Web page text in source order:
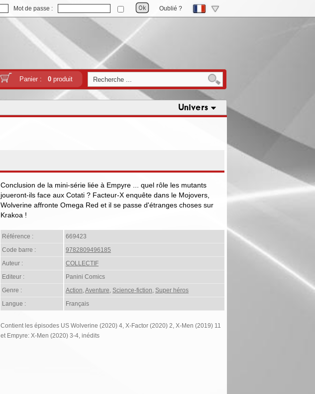
Mot de passe : Oublié ?
Panier : 0produit
Univers
Conclusion de la mini-série liée à Empyre ... quel rôle les mutants
joueront-ils face aux Cotati ? Facteur-X enquête dans le Mojovers,
Wolverine affronte Omega Red et il se passe d'étranges choses sur
Krakoa !
Référence :
669423
Code barre :
9782809496185
Auteur :
COLLECTIF
Editeur :
Panini Comics
Genre :
Action,Aventure, Science-fiction, Super héros
Langue :
Français
Contient les épisodes US Wolverine (2020) 4, X-Factor (2020) 2, X-Men (2019) 11
et Empyre: X-Men (2020) 3-4, inédits